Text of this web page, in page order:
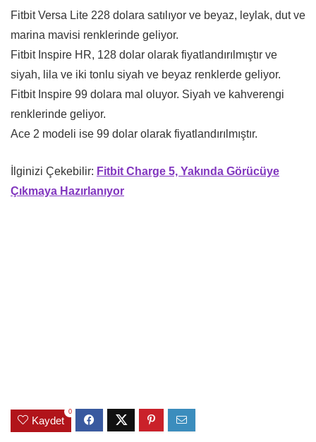
Fitbit Versa Lite 228 dolara satılıyor ve beyaz, leylak, dut ve
marina mavisi renklerinde geliyor.
Fitbit Inspire HR, 128 dolar olarak fiyatlandırılmıştır ve
siyah, lila ve iki tonlu siyah ve beyaz renklerde geliyor.
Fitbit Inspire 99 dolara mal oluyor. Siyah ve kahverengi
renklerinde geliyor.
Ace 2 modeli ise 99 dolar olarak fiyatlandırılmıştır.
İlginizi Çekebilir: Fitbit Charge 5, Yakında Görücüye
Çıkmaya Hazırlanıyor
Kaydet
0